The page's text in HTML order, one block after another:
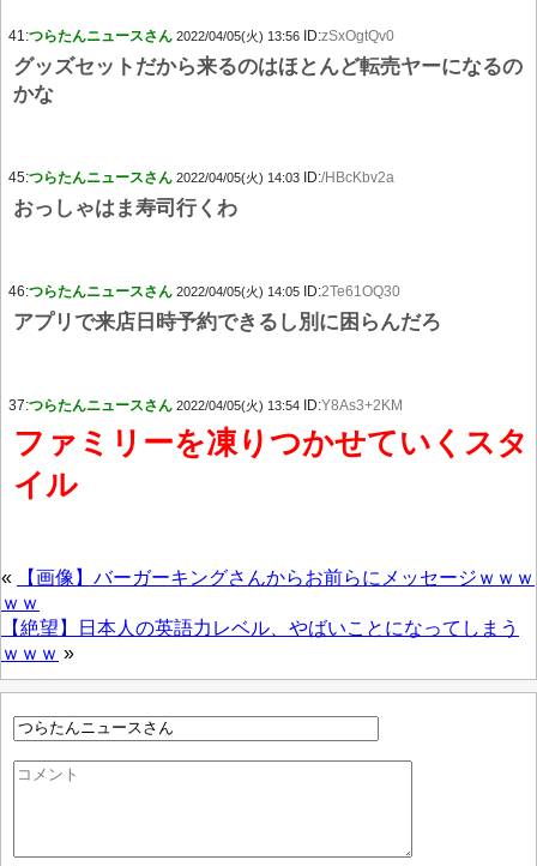
41:つらたんニュースさん 2022/04/05(火) 13:56 ID:zSxOgtQv0
グッズセットだから来るのはほとんど転売ヤーになるの
かな
45:つらたんニュースさん 2022/04/05(火) 14:03 ID:/HBcKbv2a
おっしゃはま寿司行くわ
46:つらたんニュースさん 2022/04/05(火) 14:05 ID:2Te61OQ30
アプリで来店日時予約できるし別に困らんだろ
37:つらたんニュースさん 2022/04/05(火) 13:54 ID:Y8As3+2KM
ファミリーを凍りつかせていくスタ
イル
«
【画像】バーガーキングさんからお前らにメッセージｗｗｗ
ｗｗ
【絶望】日本人の英語力レベル、やばいことになってしまう
ｗｗｗ »